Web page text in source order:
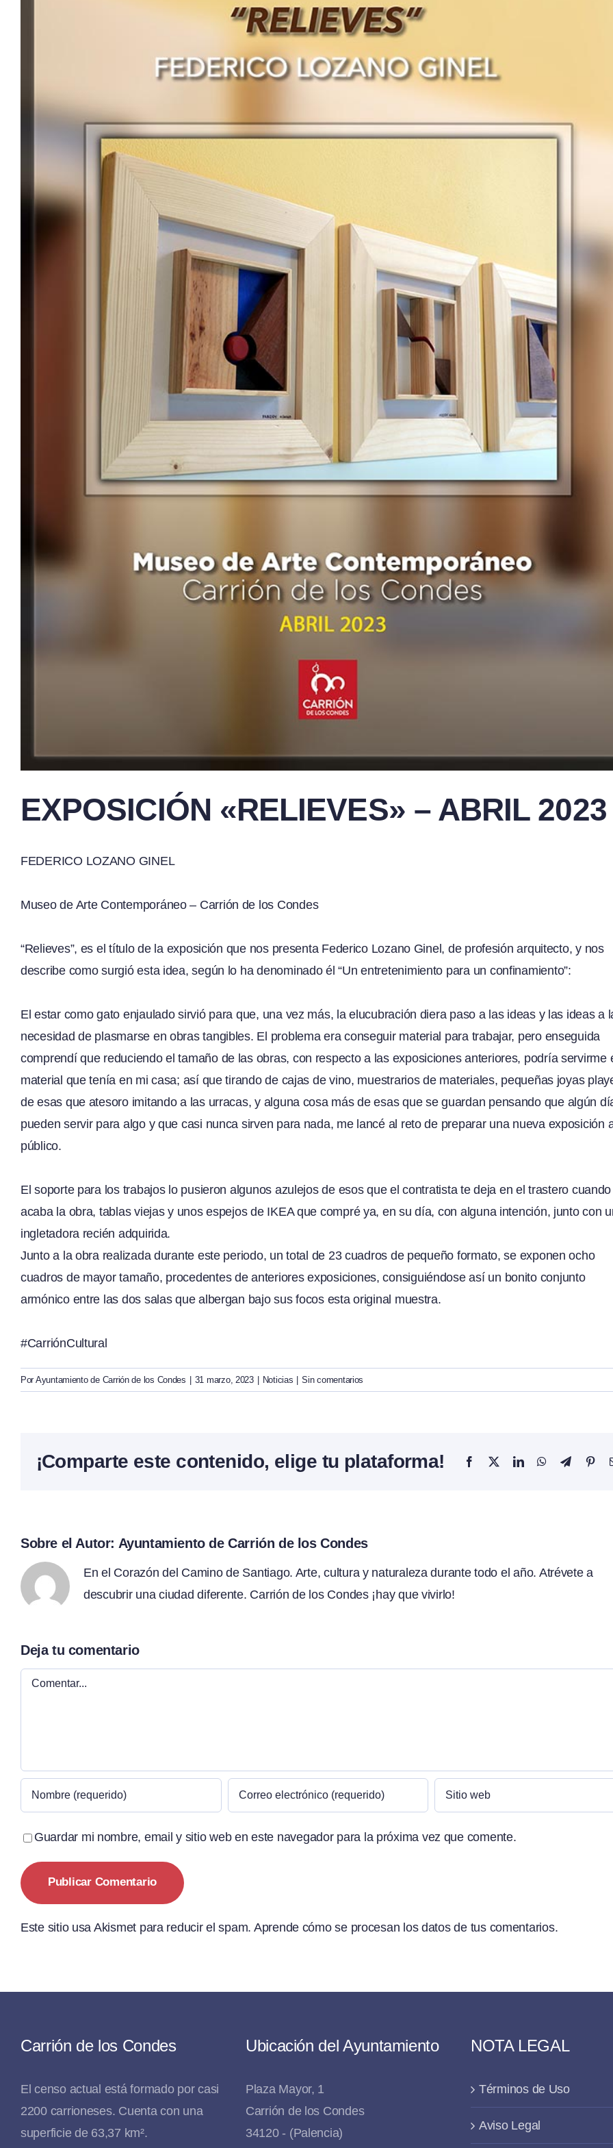
EXPOSICIÓN «RELIEVES» – ABRIL 2023
FEDERICO LOZANO GINEL
Museo de Arte Contemporáneo – Carrión de los Condes
“Relieves”, es el título de la exposición que nos presenta Federico Lozano Ginel, de profesión arquitecto, y nos
describe como surgió esta idea, según lo ha denominado él “Un entretenimiento para un confinamiento”:
El estar como gato enjaulado sirvió para que, una vez más, la elucubración diera paso a las ideas y las ideas a
necesidad de plasmarse en obras tangibles. El problema era conseguir material para trabajar, pero enseguida
comprendí que reduciendo el tamaño de las obras, con respecto a las exposiciones anteriores, podría servirme
material que tenía en mi casa; así que tirando de cajas de vino, muestrarios de materiales, pequeñas joyas
de esas que atesoro imitando a las urracas, y alguna cosa más de esas que se guardan pensando que algún
pueden servir para algo y que casi nunca sirven para nada, me lancé al reto de preparar una nueva exposición
público.
El soporte para los trabajos lo pusieron algunos azulejos de esos que el contratista te deja en el trastero cuando
acaba la obra, tablas viejas y unos espejos de IKEA que compré ya, en su día, con alguna intención, junto con
ingletadora recién adquirida.
Junto a la obra realizada durante este periodo, un total de 23 cuadros de pequeño formato, se exponen ocho
cuadros de mayor tamaño, procedentes de anteriores exposiciones, consiguiéndose así un bonito conjunto
armónico entre las dos salas que albergan bajo sus focos esta original muestra.
#CarriónCultural
Por Ayuntamiento de Carrión de los Condes 31 marzo, 2023 Noticias Sin comentarios
¡Comparte este contenido, elige tu plataforma! Facebook
X LinkedInWhatsApp
Telegram
Sobre el Autor: Ayuntamiento de Carrión de los Condes
En el Corazón del Camino de Santiago. Arte, cultura y naturaleza durante todo el año. Atrévete a
descubrir una ciudad diferente. Carrión de los Condes ¡hay que vivirlo!
Deja tu comentario
Comentar
Guardar mi nombre, email y sitio web en este navegador para la próxima vez que comente.
Este sitio usa Akismet para reducir el spam. Aprende cómo se procesan los datos de tus comentarios.
Carrión de los Condes
El censo actual está formado por casi
2200 carrioneses. Cuenta con una
superficie de 63,37 km².
Ubicación del Ayuntamiento
Plaza Mayor, 1
Carrión de los Condes
34120 - (Palencia)
NOTA LEGAL
Términos de Uso
Aviso Legal